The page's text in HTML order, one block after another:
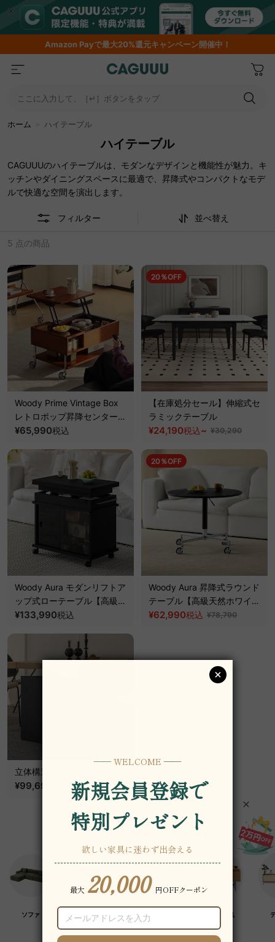
AmazonPayで最大20%還元キャンペーン開催中！
ここに入力して、［↵］ボタンをタップ
ホーム ハイテーブル
ハイテーブル
CAGUUUのハイテーブルは、モダンなデザインと機能性が魅力。キ
ッチンやダイニングスペースに最適で、昇降式やコンパクトなモデ
ルで快適な空間を演出します。
フィルター 並べ替え
5 点の商品
Woody Prime Vintage Box
レトロポップ昇降センターテ
ーブル【高級天然ツゲ材】
¥65,990税込
20％OFF
【在庫処分セール】伸縮式セ
ラミックテーブル
¥24,190税込~ ¥30,290
Woody Aura モダンリフトア
ップ式ローテーブル【高級天
然ホワイトアッシュ材】
¥133,990税込
20％OFF
Woody Aura 昇降式ラウンド
テーブル【高級天然ホワイト
アッシュ材】
¥62,990税込 ¥78,790
立体構造テーブル脚
¥99,690 ~
ソファ チェア・椅子 テーブル デスク・机